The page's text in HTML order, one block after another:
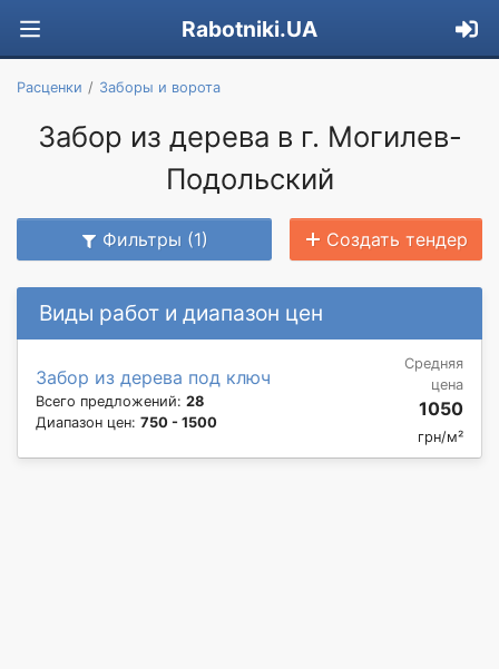
Rabotniki.UA
Расценки Заборы и ворота
Забор из дерева в г. Могилев-
Подольский
Фильтры (1) Создать тендер
Виды работ и диапазон цен
Забор из дерева под ключ
Всего предложений: 28
Диапазон цен: 750 - 1500
Средняя
цена
1050
грн/м²